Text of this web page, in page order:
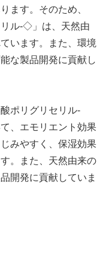
ます。そのため、
リル-◇」は、天然由
います。また、環境
な製品開発に貢献し
ポリグリセリル-
、エモリエント効果
みやすく、保湿効果
。また、天然由来の
開発に貢献していま